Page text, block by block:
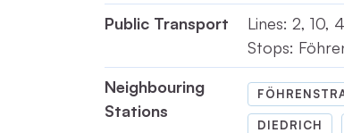
Public Transport
Lines: 2, 10,
Stops:
Neighbouring
Stations
DIEDRICH